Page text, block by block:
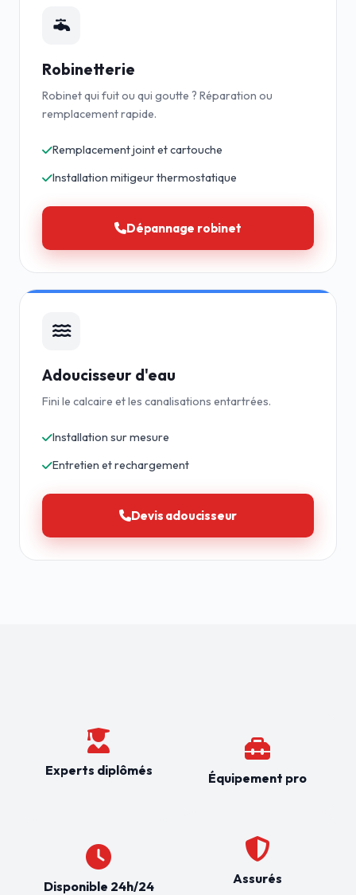
Robinetterie
Robinet qui fuit ou qui goutte ? Réparation ou
remplacement rapide.
Remplacement joint et cartouche
Installation mitigeur thermostatique
Dépannage robinet
Adoucisseur d'eau
Fini le calcaire et les canalisations entartrées.
Installation sur mesure
Entretien et rechargement
Devis adoucisseur
Experts diplômés
Disponible 24h/24
Équipement pro
Assurés